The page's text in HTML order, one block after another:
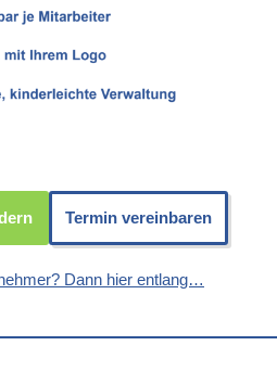
Termin vereinbaren
Dann hier entlang…